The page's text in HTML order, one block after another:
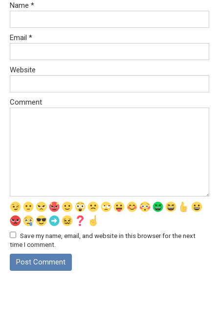
Name *
Email *
Website
Comment
Save my name, email, and website in this browser for the next
time I comment.